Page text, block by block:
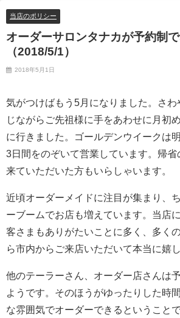
当店のポリシー
オーダーサロンタナカが予約制
（2018/5/1）
2018年5月1日
気がつけばもう5月になりました。さ
じながらご先祖様に手をあわせに月初
に行きました。ゴールデンウイークは
3日間をのぞいて営業しています。帰省
来ていただいた方もいらしゃいます。
近頃オーダーメイドに注目が集まり、
ーブームでお店も増えています。当店
客さまもありがたいことに多く、多く
ら市内からご来店いただいて本当に嬉
他のテーラーさん、オーダー店さんは
ようです。そのほうがゆったりした時
な雰囲気でオーダーできるということ